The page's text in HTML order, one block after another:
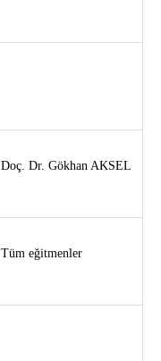
Doç. Dr. Gökhan AKSEL
Tüm eğitmenler